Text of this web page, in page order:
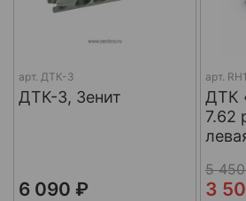
арт. ДТК-3
ДТК-3, Зенит
6 090 ₽
арт.
ДТК
7.62
5
3